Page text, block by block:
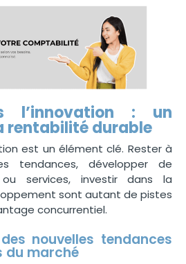
l’innovation : un
rentabilité durable
est un élément clé. Rester à
tendances, développer de
services, investir dans la
sont autant de pistes
concurrentiel.
nouvelles tendances
du marché